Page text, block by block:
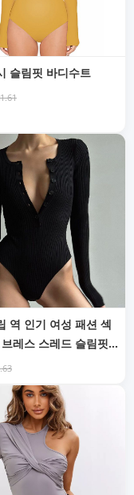
슬림핏 바디수트
역 인기 여성 패션 섹
레스 스레드 슬림핏
프수트